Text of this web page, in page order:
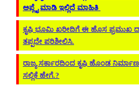
ಅಪ್ಲೈ ಮಾಡಿ ಇಲ್ಲಿದೆ ಮಾಹಿತಿ
ಕೃಷಿ ಭೂಮಿ ಖರೀದಿಗೆ ಈ ಹೊಸ ಪ್ರಮುಖ
ತಪ್ಪದೇ ಪರಿಶೀಲಿಸಿ.
ರಾಜ್ಯ ಸರ್ಕಾರದಿಂದ ಕೃಷಿ ಹೊಂಡ
ಸಲ್ಲಿಕೆ ಹೇಗೆ.?